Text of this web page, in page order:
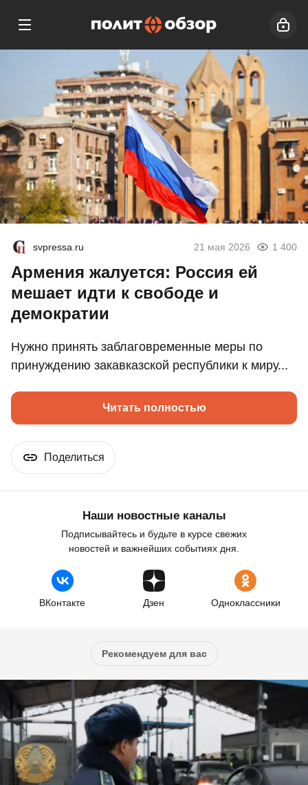
svpressa.ru 21 мая 2026 1 400
Армения жалуется: Россия ей
мешает идти к свободе и
демократии
Нужно принять заблаговременные меры по
принуждению закавказской республики к миру...
Читать полностью
Поделиться
Наши новостные каналы
Подписывайтесь и будьте в курсе свежих
новостей и важнейших событиях дня.
ВКонтакте Дзен Одноклассники
Рекомендуем для вас